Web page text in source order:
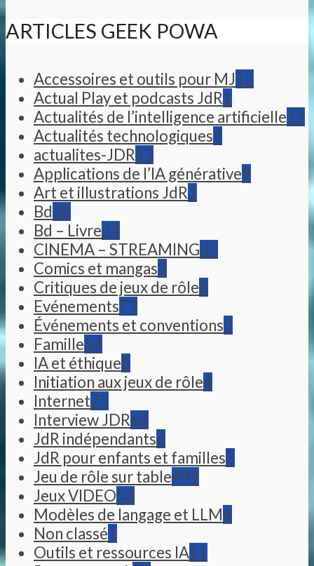
ARTICLES GEEK POWA
Accessoires et outils pour MJ12
Actual Play et podcasts JdR1
Actualités de l’intelligence artificielle12
Actualités technologiques9
actualites-JDR13
Applications de l’IA générative9
Art et illustrations JdR1
Bd38
Bd – Livre24
CINEMA – STREAMING37
Comics et mangas3
Critiques de jeux de rôle8
Evénements73
Événements et conventions3
Famille54
IA et éthique6
Initiation aux jeux de rôle4
Internet75
Interview JDR68
JdR indépendants6
JdR pour enfants et familles3
Jeu de rôle sur table499
Jeux VIDEO53
Modèles de langage et LLM6
Non classé1
Outils et ressources IA11